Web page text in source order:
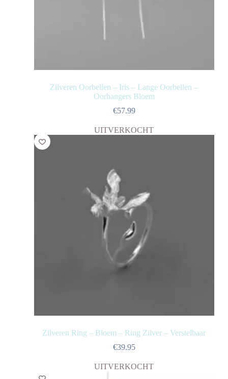
Zilveren Oorbellen – Iris – Lange Oorbellen –
Oorhangers Bloem
€57.99
UITVERKOCHT
Zilveren Ring – Bloem – Ring Zilver – Verstelbaar
€39.95
UITVERKOCHT